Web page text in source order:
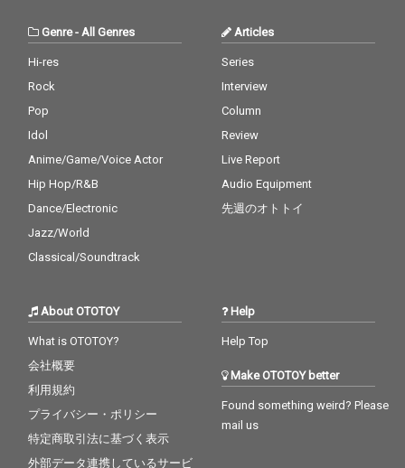
Genre- All Genres
Hi-res
Rock
Pop
Idol
Anime/Game/Voice Actor
Hip Hop/R&B
Dance/Electronic
Jazz/World
Classical/Soundtrack
Articles
Series
Interview
Column
Review
Live Report
Audio Equipment
先週のオトトイ
About OTOTOY
What is OTOTOY?
会社概要
利用規約
プライバシー・ポリシー
特定商取引法に基づく表示
外部データ連携しているサービ
Help
Help Top
Make OTOTOY better
Found something weird? Please
mail us